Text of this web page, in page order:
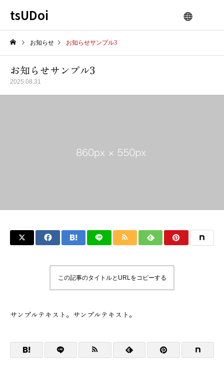
tsUDoi
お知らせ お知らせサンプル3
お知らせサンプル3
2025.08.31
この記事のタイトルとURLをコピーする
サンプルテキスト。サンプルテキスト。